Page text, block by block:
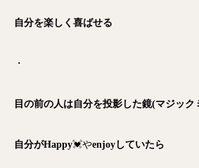
自分を楽しく喜ばせる
・
目の前の人は自分を投影した鏡(マジック
自分がHappy💓やenjoyしていたら